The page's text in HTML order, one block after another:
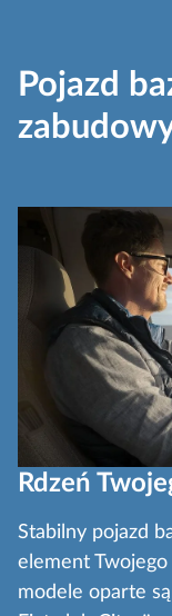
Pojazd
Rdzeń
Stabilny pojazd
element
modele oparte